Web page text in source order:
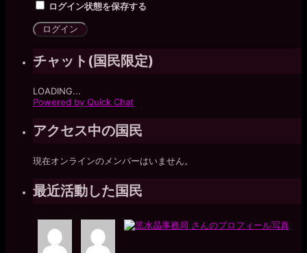
ログイン状態を保存する
チャット(国民限定)
LOADING...
Powered by Quick Chat
アクセス中の国民
現在オンラインのメンバーはいません。
最近活動した国民